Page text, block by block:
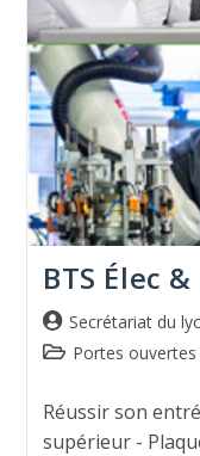
BTS Élec
Secrétariat du
Portes ouvertes
Réussir son
supérieur -